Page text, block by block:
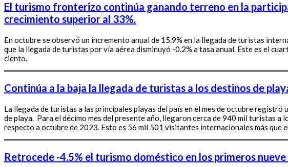
El turismo fronterizo continúa ganando terreno en la
crecimiento superior al 33%.
En octubre se observó un incremento anual de 15.9% en la llegada de turistas
que la llegada de turistas por vía aérea disminuyó -0.2% a tasa anual. Este es el
ciento.
Continúa a la baja la llegada de turistas a los destinos de
La llegada de turistas a las principales playas del país en el mes de octubre
de playa. Para el décimo mes del presente año, llegaron cerca de 940 mil turistas
respecto a octubre de 2023. Esto es 56 mil 501 visitantes internacionales más que
Retrocede -4.5% el turismo doméstico en los primeros nueve